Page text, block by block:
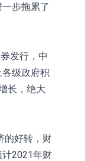
步拖累了
发行，中
级政府积
长，绝大
的好转，财
2021年财